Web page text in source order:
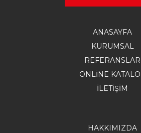
ANASAYFA
KURUMSAL
REFERANSLAR
ONLİNE
İLETIŞIM
HAKKIMIZDA